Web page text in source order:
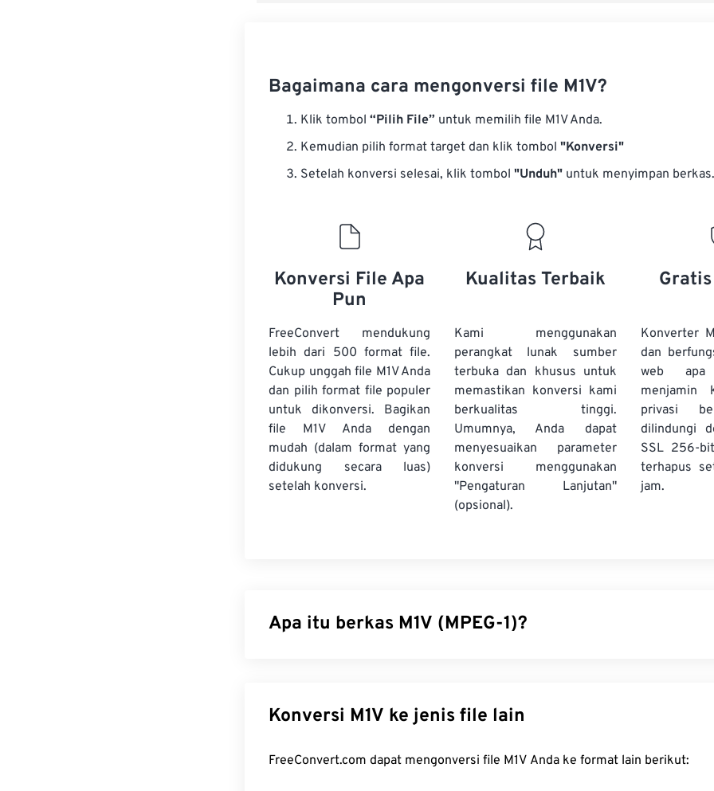
Bagaimana cara mengonversi file M1V?
Klik tombol “Pilih File” untuk memilih file M1V Anda.
Kemudian pilih format target dan klik tombol "Konversi"
Setelah konversi selesai, klik tombol "Unduh" untuk menyimpan berkas.
Konversi File Apa
Pun
FreeConvert mendukung
lebih dari 500 format file.
Cukup unggah file M1V Anda
dan pilih format file populer
untuk dikonversi. Bagikan
file M1V Anda dengan
mudah (dalam format yang
didukung secara luas)
setelah konversi.
Kualitas Terbaik
Kami menggunakan
perangkat lunak sumber
terbuka dan khusus untuk
memastikan konversi kami
berkualitas tinggi.
Umumnya, Anda dapat
menyesuaikan parameter
konversi menggunakan
"Pengaturan Lanjutan"
(opsional).
Konverter
dan
web
menjamin
privasi
dilindungi
SSL 256-
terhapus
jam.
Apa itu berkas M1V (MPEG-1)?
mengompresi berkas video VHS dan CD. Dari semua format yang
lossy, M1V adalah yang paling kompatibel dengan pemutar, perangkat lunak,
Konversi M1V ke jenis file lain
FreeConvert.com dapat mengonversi file M1V Anda ke format lain berikut: